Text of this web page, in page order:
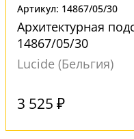
Артикул: 14867/05/30
Архитектурная
14867/05/30
Lucide (Бельгия)
3 525 ₽